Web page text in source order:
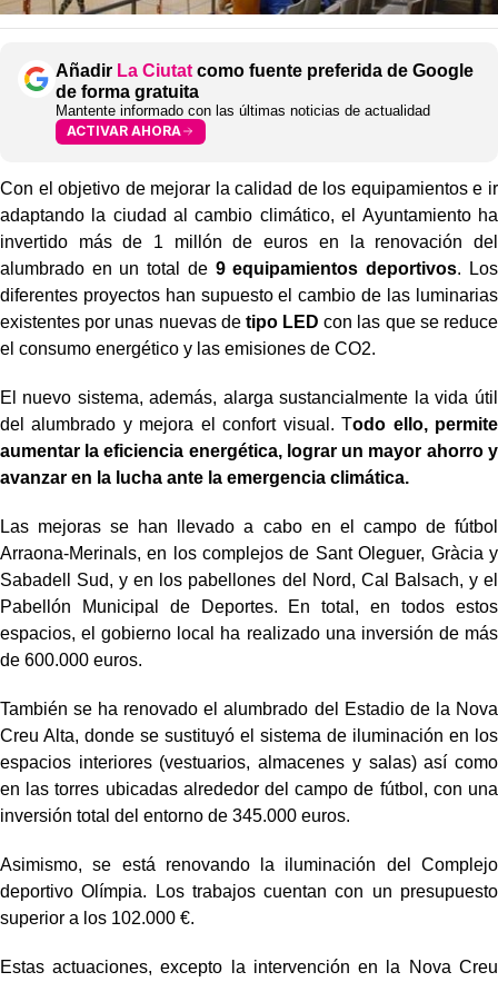
Añadir La Ciutat como fuente preferida de Google
de forma gratuita
Mantente informado con las últimas noticias de actualidad
ACTIVAR AHORA
Con el objetivo de mejorar la calidad de los equipamientos e ir
adaptando la ciudad al cambio climático, el Ayuntamiento ha
invertido más de 1 millón de euros en la renovación del
alumbrado en un total de 9 equipamientos deportivos. Los
diferentes proyectos han supuesto el cambio de las luminarias
existentes por unas nuevas detipo LED con las que se reduce
el consumo energético y las emisiones de CO2.
El nuevo sistema, además, alarga sustancialmente la vida útil
del alumbrado y mejora el confort visual. Todo ello, permite
aumentar la eficiencia energética, lograr un mayor ahorro y
avanzar en la lucha ante la emergencia climática.
Las mejoras se han llevado a cabo en el campo de fútbol
Arraona-Merinals, en los complejos de Sant Oleguer, Gràcia y
Sabadell Sud, y en los pabellones del Nord, Cal Balsach, y el
Pabellón Municipal de Deportes. En total, en todos estos
espacios, el gobierno local ha realizado una inversión de más
de 600.000 euros.
También se ha renovado el alumbrado del Estadio de la Nova
Creu Alta, donde se sustituyó el sistema de iluminación en los
espacios interiores (vestuarios, almacenes y salas) así como
en las torres ubicadas alrededor del campo de fútbol, con una
inversión total del entorno de 345.000 euros.
Asimismo, se está renovando la iluminación del Complejo
deportivo Olímpia. Los trabajos cuentan con un presupuesto
superior a los 102.000 €.
Estas actuaciones, excepto la intervención en la Nova Creu